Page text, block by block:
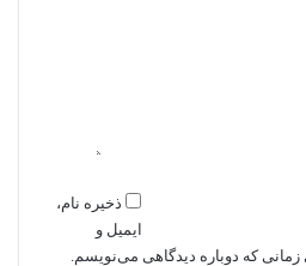
ذخیره نام،
ایمیل و
که دوباره دیدگاهی می‌نویسم.